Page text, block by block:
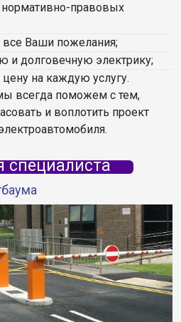
правовых
все Ваши пожелания;
и долговечную электрику;
на каждую услугу.
всегда поможем с тем,
и воплотить проект
специалиста